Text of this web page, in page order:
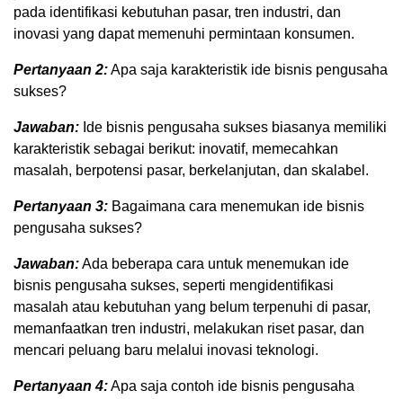
pada identifikasi kebutuhan pasar, tren industri, dan
inovasi yang dapat memenuhi permintaan konsumen.
Pertanyaan 2:Apa saja karakteristik ide bisnis pengusaha
sukses?
Jawaban: Ide bisnis pengusaha sukses biasanya memiliki
karakteristik sebagai berikut: inovatif, memecahkan
masalah, berpotensi pasar, berkelanjutan, dan skalabel.
Pertanyaan 3: Bagaimana cara menemukan ide bisnis
pengusaha sukses?
Jawaban:Ada beberapa cara untuk menemukan ide
bisnis pengusaha sukses, seperti mengidentifikasi
masalah atau kebutuhan yang belum terpenuhi di pasar,
memanfaatkan tren industri, melakukan riset pasar, dan
mencari peluang baru melalui inovasi teknologi.
Pertanyaan 4:Apa saja contoh ide bisnis pengusaha